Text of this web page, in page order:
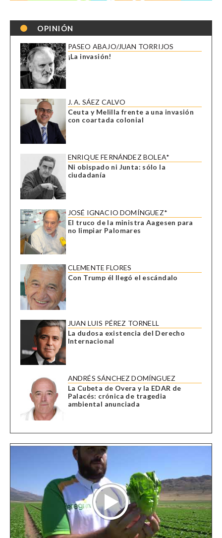
OPINIÓN
PASEO ABAJO/JUAN TORRIJOS
¡La invasión!
J. A. SÁEZ CALVO
Ceuta y Melilla frente a una invasión
con coartada colonial
ENRIQUE FERNÁNDEZ BOLEA*
Ni obispado ni Junta: sólo la
ciudadanía
JOSÉ IGNACIO DOMÍNGUEZ*
El truco de la ministra Aagesen para
no limpiar Palomares
CLEMENTE FLORES
Con Trump él llegó el escándalo
JUAN LUIS PÉREZ TORNELL
La dudosa existencia del Derecho
Internacional
ANDRÉS SÁNCHEZ DOMÍNGUEZ
La Cubeta de Overa y la EDAR de
Palacés: crónica de tragedia
ambiental anunciada